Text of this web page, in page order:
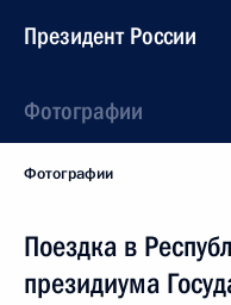
Президент России
Фотографии
Фотографии
Поездка в
президиума